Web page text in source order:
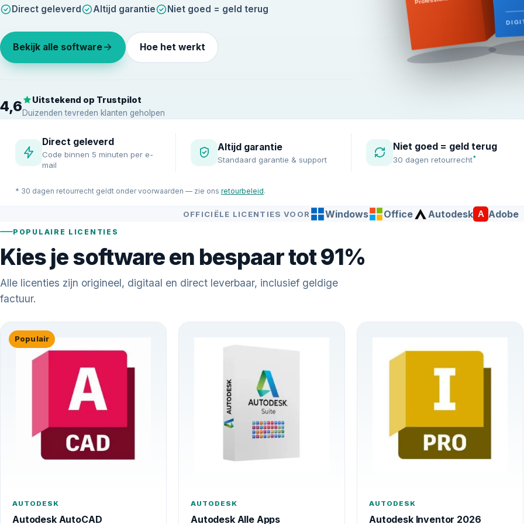
Direct geleverd Altijd garantie Niet goed = geld terug
Bekijk alle software Hoe het werkt
4,6 Uitstekend op Trustpilot
Duizenden tevreden klanten geholpen
Direct geleverd
Code binnen 5 minuten per e-
mail
Altijd garantie
Standaard garantie & support
Niet goed = geld terug
30 dagen retourrecht*
* 30 dagen retourrecht geldt onder voorwaarden — zie ons retourbeleid.
OFFICIËLE LICENTIES VOOR Windows Office Autodesk A Adobe
POPULAIRE LICENTIES
Kies je software en bespaar tot 91%
Alle licenties zijn origineel, digitaal en direct leverbaar, inclusief geldige
factuur.
Populair
AUTODESK
Autodesk AutoCAD
AUTODESK
Autodesk Alle Apps
AUTODESK
Autodesk Inventor 2026